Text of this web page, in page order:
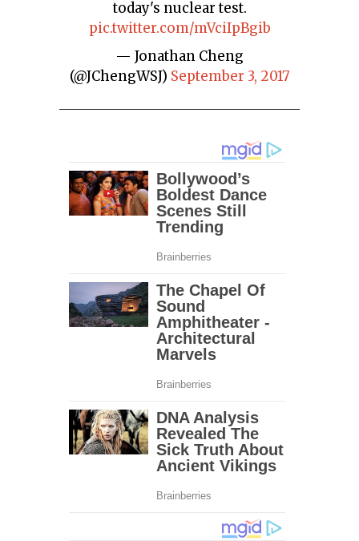
today's nuclear test.
pic.twitter.com/mVciIpBgib
— Jonathan Cheng
(@JChengWSJ) September 3, 2017